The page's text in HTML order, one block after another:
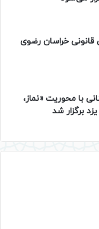
قانونی خراسان رضوی
با محوریت «نماز،
برگزار شد